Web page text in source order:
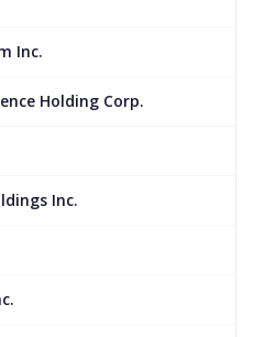
Inc.
Holding Corp.
Inc.